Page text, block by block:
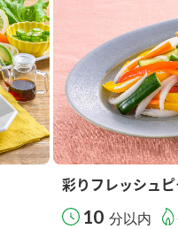
彩りフレッシュ
10 分以内